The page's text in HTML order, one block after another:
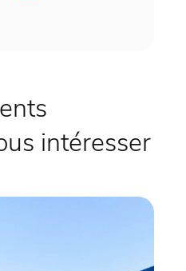
intéresser